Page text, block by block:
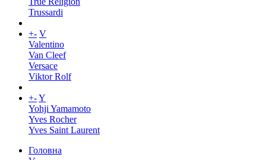
Trussardi
+- V
Valentino
Van Cleef
Versace
Viktor Rolf
+-Y
Yohji Yamamoto
Yves Rocher
Yves Saint Laurent
Головна